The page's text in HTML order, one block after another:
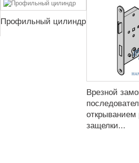
Профильный цилиндр
Врезной
открыванием
защелки...